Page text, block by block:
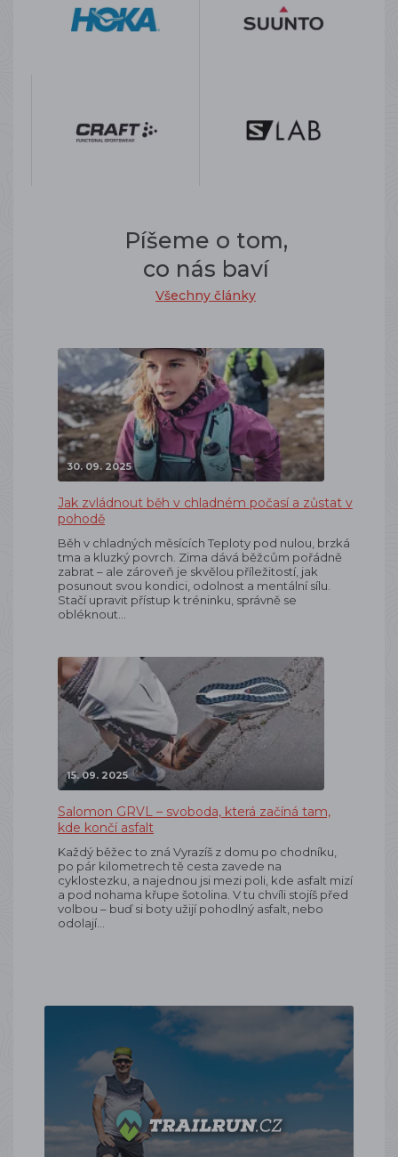
Píšeme o tom,
co nás baví
Všechny články
30. 09. 2025
Jak zvládnout běh v chladném počasí a zůstat v
pohodě
Běh v chladných měsících Teploty pod nulou, brzká
tma a kluzký povrch. Zima dává běžcům pořádně
zabrat – ale zároveň je skvělou příležitostí, jak
posunout svou kondici, odolnost a mentální sílu.
Stačí upravit přístup k tréninku, správně se
obléknout…
15. 09. 2025
Salomon GRVL – svoboda, která začíná tam,
kde končí asfalt
Každý běžec to zná Vyrazíš z domu po chodníku,
po pár kilometrech tě cesta zavede na
cyklostezku, a najednou jsi mezi poli, kde asfalt mizí
a pod nohama křupe šotolina. V tu chvíli stojíš před
volbou – buď si boty užijí pohodlný asfalt, nebo
odolají…